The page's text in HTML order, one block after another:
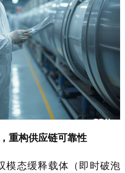
重构供应链可靠性
模态缓释载体（即时破泡